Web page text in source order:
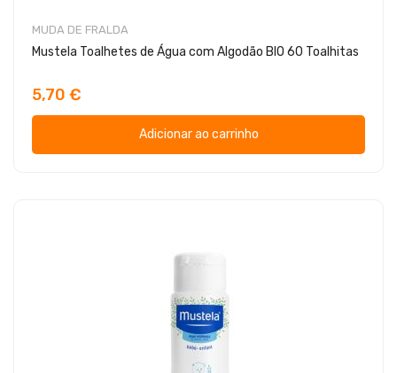
MUDA DE FRALDA
Mustela Toalhetes de Água com Algodão BIO 60 Toalhitas
5,70 €
Adicionar ao carrinho